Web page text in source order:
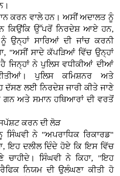
ਕਰਨ ਵਾਲੇ ਹਨ। ਅਸੀਂ ਅਦਾਲਤ ਨੂੰ
ਕਿਉਂਕਿ ਉੱਪਰੋਂ ਨਿਰਦੇਸ਼ ਆਏ ਹਨ,
ਸਾਰਿਆਂ ਦੀ ਜਾਂਚ ਕਰਨੀ
"ਅਸੀਂ ਸਾਦੇ ਕੱਪੜਿਆਂ ਵਿੱਚ ਉਨ੍ਹਾਂ
ਜਿਨ੍ਹਾਂ ਨੇ ਪੁਲਿਸ ਵਧੀਕੀਆਂ ਦੀਆਂ
ਪੁਲਿਸ ਕਮਿਸ਼ਨਰ ਅਤੇ
ਲਈ ਨਿਰਦੇਸ਼ ਜਾਰੀ ਕੀਤੇ ਜਾਣੇ
ਗਨ ਅਤੇ ਸਮਾਨ ਹਥਿਆਰਾਂ ਦੀ ਵਰਤੋਂ
ਕਰਨ ਦੀ ਲੋੜ
ਨੇ "ਅਪਰਾਧਿਕ ਰਿਕਾਰਡ"
ਇਹ ਦਲੀਲ ਦਿੰਦੇ ਹੋਏ ਕਿ ਇਸ ਵਿੱਚ
ਸਿੰਘਵੀ ਨੇ ਕਿਹਾ, "ਇਹ
ਨਿਯਮ ਦੀ ਉਲੰਘਣਾ ਕੀਤੀ ਹੋ